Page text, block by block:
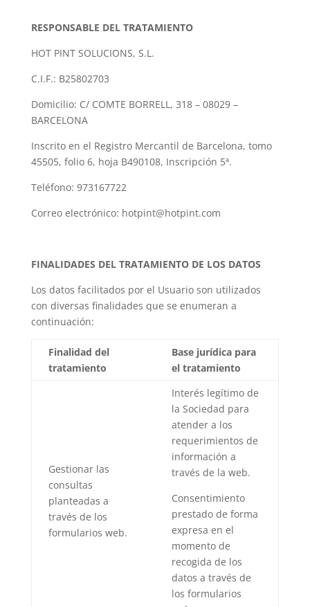
RESPONSABLE DEL TRATAMIENTO
HOT PINT SOLUCIONS, S.L.
C.I.F.: B25802703
Domicilio: C/ COMTE BORRELL, 318 – 08029 –
BARCELONA
Inscrito en el Registro Mercantil de Barcelona, tomo
45505, folio 6, hoja B490108, Inscripción 5ª.
Teléfono: 973167722
Correo electrónico: hotpint@hotpint.com
FINALIDADES DEL TRATAMIENTO DE LOS DATOS
Los datos facilitados por el Usuario son utilizados
con diversas finalidades que se enumeran a
continuación:
Finalidad del
tratamiento
Base jurídica para
el tratamiento
Gestionar las
consultas
planteadas a
través de los
formularios web.
Interés legítimo de
la Sociedad para
atender a los
requerimientos de
información a
través de la web.
Consentimiento
prestado de forma
expresa en el
momento de
recogida de los
datos a través de
los formularios